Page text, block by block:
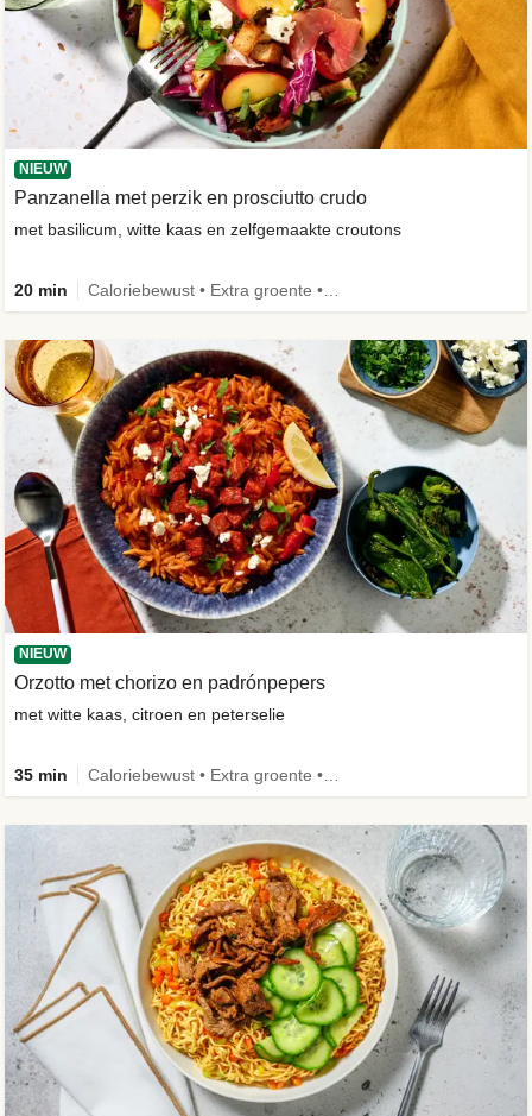
NIEUW
Panzanella met perzik en prosciutto crudo
met basilicum, witte kaas en zelfgemaakte croutons
20 min
NIEUW
Orzotto met chorizo en padrónpepers
met witte kaas, citroen en peterselie
35 min